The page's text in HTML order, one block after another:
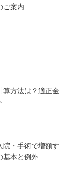
ご案内
算方法は？適正金
院・手術で増額す
基本と例外